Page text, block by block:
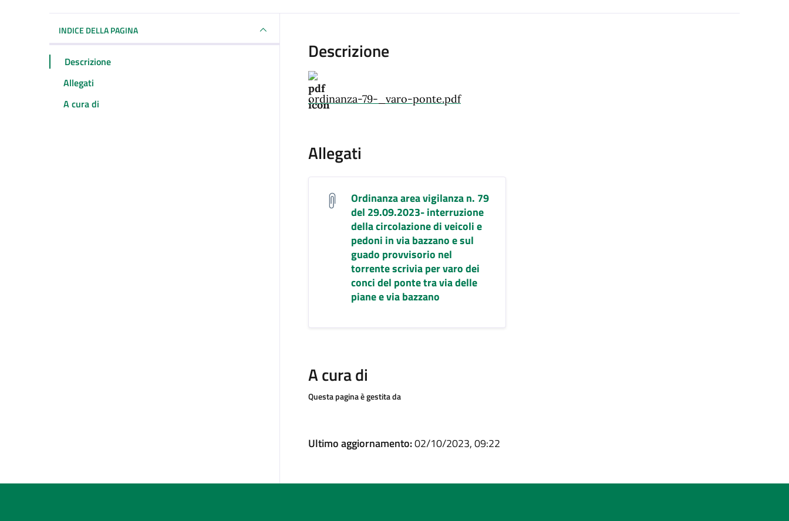
INDICE DELLA PAGINA
Descrizione
Allegati
A cura di
Descrizione
ordinanza-79-_varo-ponte.pdf
Allegati
Ordinanza area vigilanza n. 79
del 29.09.2023- interruzione
della circolazione di veicoli e
pedoni in via bazzano e sul
guado provvisorio nel
torrente scrivia per varo dei
conci del ponte tra via delle
piane e via bazzano
A cura di
Questa pagina è gestita da
Ultimo aggiornamento:02/10/2023, 09:22